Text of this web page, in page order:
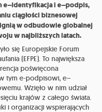
e–identyfikacja i e–podpis,
ciągłości biznesowej
w odbudowie globalnej
w najbliższych latach.
się Europejskie Forum
(EFPE). To największa
poświęcona
tym e-podpisowi, e–
Wzięło w nim udział
krajów z całego świata.
i organizacji wspierających